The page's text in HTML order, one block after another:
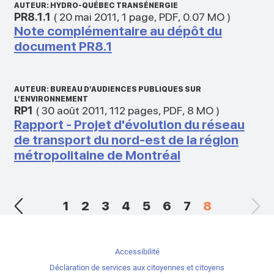
AUTEUR: HYDRO-QUÉBEC TRANSÉNERGIE
PR8.1.1 ( 20 mai 2011, 1 page, PDF, 0.07 MO)
Note complémentaire au dépôt du
document PR8.1
AUTEUR: BUREAU D’AUDIENCES PUBLIQUES SUR
L’ENVIRONNEMENT
RP1 (30 août 2011, 112 pages, PDF, 8 MO)
Rapport - Projet d'évolution du réseau
de transport du nord-est de la région
métropolitaine de Montréal
1 2 3 4 5 6 7 8
Accessibilité
Déclaration de services aux citoyennes et citoyens